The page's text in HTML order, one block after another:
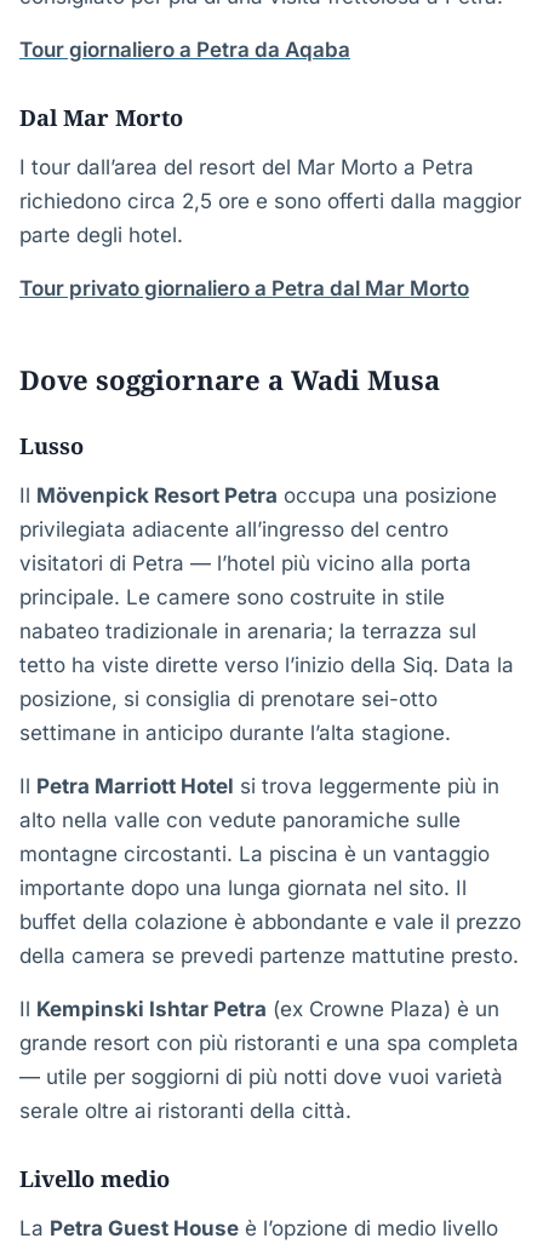
Tour giornaliero a Petra da Aqaba
Dal Mar Morto
I tour dall’area del resort del Mar Morto a Petra
richiedono circa 2,5 ore e sono offerti dalla maggior
parte degli hotel.
Tour privato giornaliero a Petra dal Mar Morto
Dove soggiornare a Wadi Musa
Lusso
Il Mövenpick Resort Petra occupa una posizione
privilegiata adiacente all’ingresso del centro
visitatori di Petra — l’hotel più vicino alla porta
principale. Le camere sono costruite in stile
nabateo tradizionale in arenaria; la terrazza sul
tetto ha viste dirette verso l’inizio della Siq. Data la
posizione, si consiglia di prenotare sei-otto
settimane in anticipo durante l’alta stagione.
Il Petra Marriott Hotel si trova leggermente più in
alto nella valle con vedute panoramiche sulle
montagne circostanti. La piscina è un vantaggio
importante dopo una lunga giornata nel sito. Il
buffet della colazione è abbondante e vale il prezzo
della camera se prevedi partenze mattutine presto.
Il Kempinski Ishtar Petra (ex Crowne Plaza) è un
grande resort con più ristoranti e una spa completa
— utile per soggiorni di più notti dove vuoi varietà
serale oltre ai ristoranti della città.
Livello medio
La Petra Guest House è l’opzione di medio livello